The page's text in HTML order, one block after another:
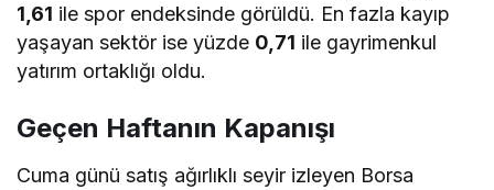
1,61 ile spor endeksinde görüldü. En fazla kayıp
yaşayan sektör ise yüzde 0,71 ile gayrimenkul
yatırım ortaklığı oldu.
Geçen Haftanın Kapanışı
Cuma günü satış ağırlıklı seyir izleyen Borsa